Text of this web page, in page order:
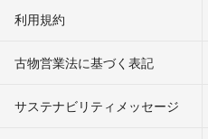
利用規約
古物営業法に基づく表記
サステナビリティメッセージ